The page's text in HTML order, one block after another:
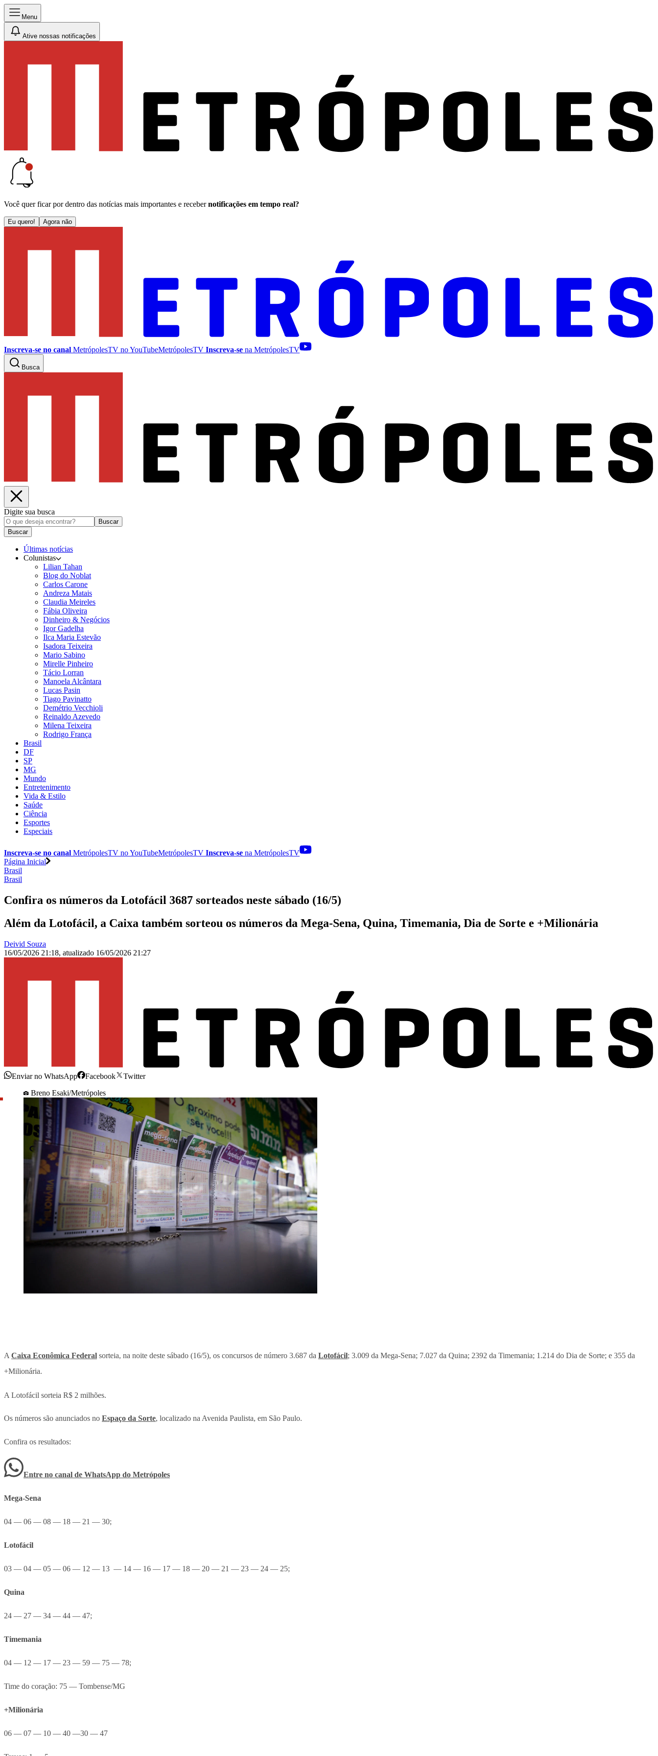
Menu
Ative nossas notificações
Você quer ficar por dentro das notícias mais importantes e receber notificações em tempo real?
Eu quero! Agora não
Inscreva-se no canal MetrópolesTV noYouTubeMetrópolesTV Inscreva-se na MetrópolesTV
Busca
Digite sua busca
Buscar
Buscar
Últimas notícias
Colunistas
Lilian Tahan
Blog do Noblat
Carlos Carone
Andreza Matais
Claudia Meireles
Fábia Oliveira
Dinheiro & Negócios
Igor Gadelha
Ilca Maria Estevão
Isadora Teixeira
Mario Sabino
Mirelle Pinheiro
Tácio Lorran
Manoela Alcântara
Lucas Pasin
Tiago Pavinatto
Demétrio Vecchioli
Reinaldo Azevedo
Milena Teixeira
Rodrigo França
Brasil
DF
SP
MG
Mundo
Entretenimento
Vida & Estilo
Saúde
Ciência
Esportes
Especiais
Inscreva-se no canal MetrópolesTV noYouTubeMetrópolesTV Inscreva-se na MetrópolesTV
Página Inicial
Brasil
Brasil
Confira os números da Lotofácil 3687 sorteados neste sábado (16/5)
Além da Lotofácil, a Caixa também sorteou os números da Mega-Sena, Quina, Timemania, Dia de Sorte e +Milionária
Deivid Souza
16/05/2026 21:18, atualizado 16/05/2026 21:27
Enviar no WhatsApp Facebook
Twitter
Breno Esaki/Metrópoles
A Caixa Econômica Federal sorteia, na noite deste sábado (16/5), os concursos de número 3.687 da Lotofácil; 3.009 da Mega-Sena; 7.027 da Quina; 2392 da Timemania; 1.214 do Dia de Sorte; e 355 da
+Milionária.
A Lotofácil sorteia R$ 2 milhões.
Os números são anunciados no Espaço da Sorte, localizado na Avenida Paulista, em São Paulo.
Confira os resultados:
Entre no canal de WhatsApp do Metrópoles
Mega-Sena
04 — 06 — 08 — 18 — 21 — 30;
Lotofácil
03 — 04 — 05 — 06 — 12 — 13 — 14 — 16 — 17 — 18 — 20 — 21 — 23 — 24 — 25;
Quina
24 — 27 — 34 — 44 — 47;
Timemania
04 — 12 — 17 — 23 — 59 — 75 — 78;
Time do coração: 75 — Tombense/MG
+Milionária
06 — 07 — 10 — 40 —30 — 47